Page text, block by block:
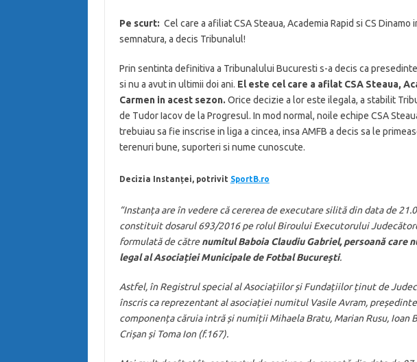
Pe scurt: Cel care a afiliat CSA Steaua, Academia Rapid si CS
semnatura, a decis Tribunalul!
Prin sentinta definitiva a Tribunalului Bucuresti s-a decis ca
si nu a avut in ultimii doi ani. El este cel care a afilat CSA Steaua,
Carmen in acest sezon. Orice decizie a lor este ilegala, a stabilit
de Tudor Iacov de la Progresul. In mod normal, noile echipe CSA
trebuiau sa fie inscrise in liga a cincea, insa AMFB a decis sa le
terenuri bune, suporteri si nume cunoscute.
Decizia Instanței, potrivit SportB.ro
“Instanța are în vedere că cererea de executare silită din data de
constituit dosarul 693/2016 pe rolul Biroului Executorului
formulată de cătrenumitul Baboia Claudiu Gabriel, persoană care
legal al Asociației Municipale de Fotbal București.
Astfel, în Registrul special al Asociațiilor și Fundațiilor ținut de
înscris ca reprezentant al asociației numitul Vasile Avram,
componența căruia intră și numiții Mihaela Bratu, Marian Rusu, Ioan
Crișan și Toma Ion (f.167).